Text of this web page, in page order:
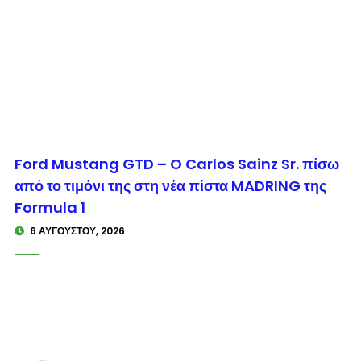
© enkinisi.gr
Ford Mustang GTD – O Carlos Sainz Sr. πίσω
από το τιμόνι της στη νέα πίστα MADRING της
Formula 1
6 ΑΥΓΟΎΣΤΟΥ, 2026